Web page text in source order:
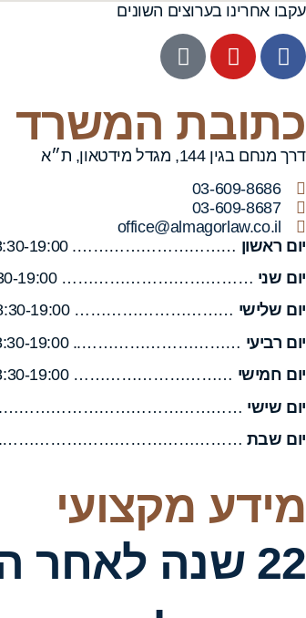
עקבו אחרינו בערוצים השונים
כתובת המשרד
דרך מנחם בגין 144, מגדל מידטאון, ת״א
03-609-8686
03-609-8687
office@almagorlaw.co.il
יום ראשון …………………………. 08:30-19:00
יום שני ……………………………… 08:30-19:00
יום שלישי ………………………… 08:30-19:00
יום רביעי ………………………….. 08:30-19:00
יום חמישי ………………………… 08:30-19:00
יום שישי ……………………………………….
יום שבת ………………………………………..
מידע מקצועי
22 שנה